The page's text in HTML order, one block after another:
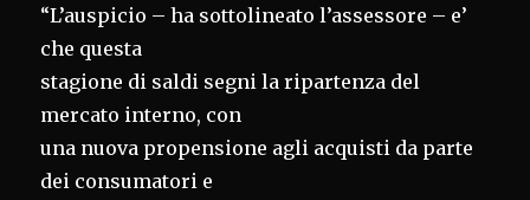
“L’auspicio – ha sottolineato l’assessore – e’
che questa
stagione di saldi segni la ripartenza del
mercato interno, con
una nuova propensione agli acquisti da parte
dei consumatori e